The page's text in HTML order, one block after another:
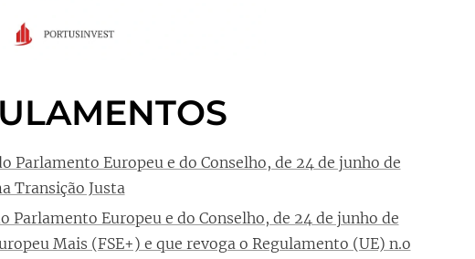
Parlamento Europeu e do Conselho, de 24 de junho de
Transição Justa
Parlamento Europeu e do Conselho, de 24 de junho de
Mais (FSE+) e que revoga o Regulamento (UE) n.o